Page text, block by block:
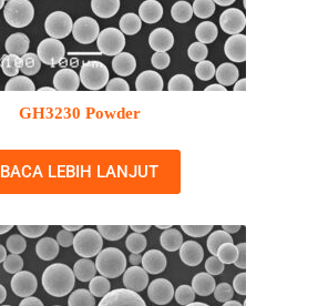
GH3230 Powder
BACA LEBIH LANJUT